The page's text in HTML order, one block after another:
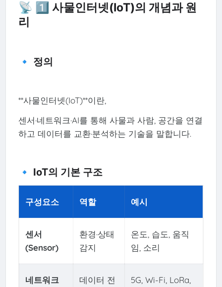
📡 1️⃣ 사물인터넷(IoT)의 개념과 원
리
🔹 정의
**사물인터넷(IoT)**이란,
센서·네트워크·AI를 통해 사물과 사람, 공간을 연결
하고 데이터를 교환·분석하는 기술을 말합니다.
🔹 IoT의 기본 구조
구성요소 역할 예시
센서
(Sensor)
환경·상태
감지
온도, 습도, 움직
임, 소리
네트워크
데이터 전
5G, Wi-Fi, LoRa,